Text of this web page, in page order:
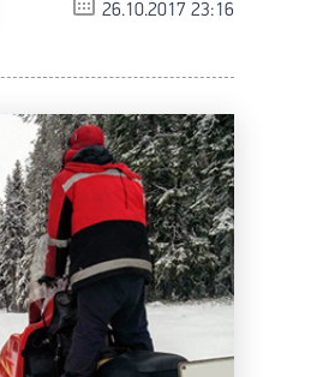
26.10.2017 23:16